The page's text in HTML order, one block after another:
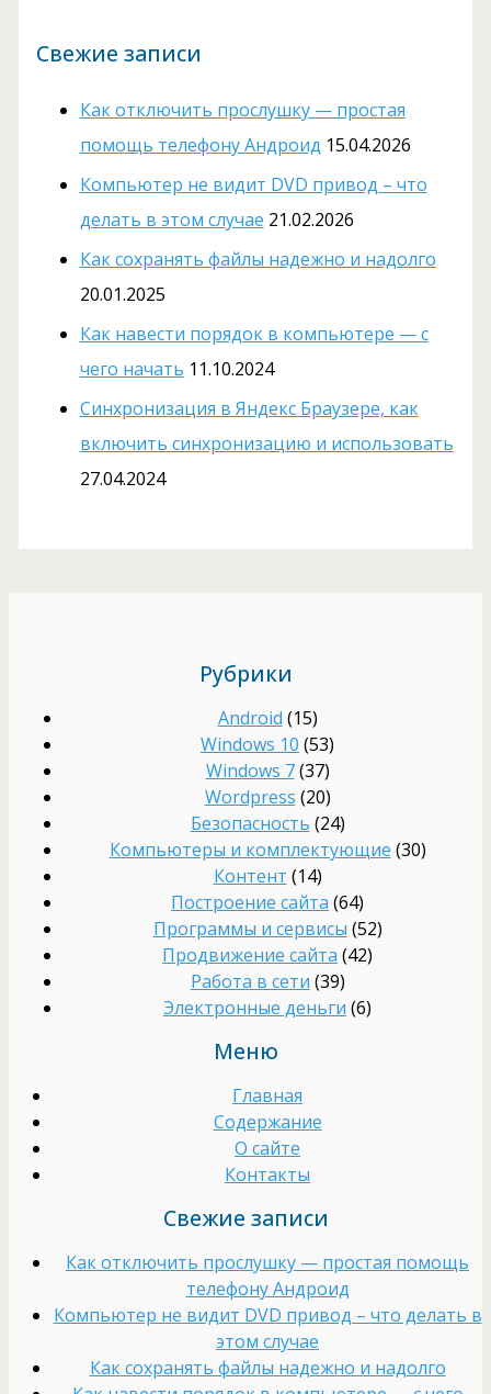
Свежие записи
Как отключить прослушку — простая
помощь телефону Андроид 15.04.2026
Компьютер не видит DVD привод – что
делать в этом случае 21.02.2026
Как сохранять файлы надежно и надолго
20.01.2025
Как навести порядок в компьютере — с
чего начать 11.10.2024
Cинхронизация в Яндекс Браузере, как
включить синхронизацию и использовать
27.04.2024
Рубрики
Android (15)
Windows 10 (53)
Windows 7(37)
Wordpress (20)
Безопасность (24)
Компьютеры и комплектующие (30)
Контент (14)
Построение сайта (64)
Программы и сервисы (52)
Продвижение сайта (42)
Работа в сети (39)
Электронные деньги (6)
Меню
Главная
Содержание
О сайте
Контакты
Свежие записи
Как отключить прослушку — простая помощь
телефону Андроид
Компьютер не видит DVD привод – что делать в
этом случае
Как сохранять файлы надежно и надолго